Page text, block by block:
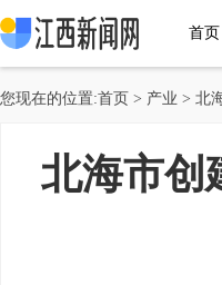
首页
您现在的位置:首页 > 产业 > 北
北海市创